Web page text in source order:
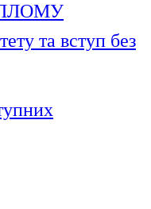
та вступ без